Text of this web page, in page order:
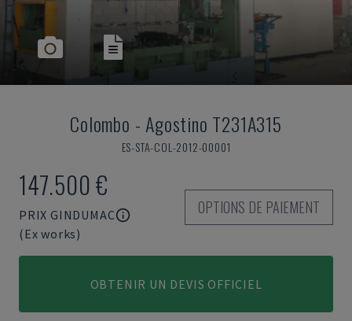
Colombo - Agostino T231A315
ES-STA-COL-2012-00001
147.500 €
PRIX GINDUMAC
(Ex works)
OPTIONS DE PAIEMENT
OBTENIR UN DEVIS OFFICIEL